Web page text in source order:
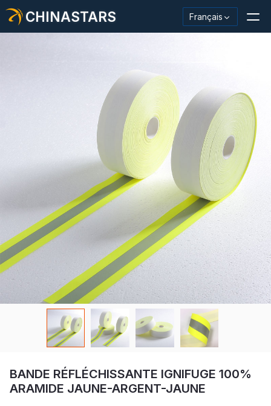
CHINASTARS Français
Matériau/ruban réfléchissant
Tissu réfléchissant de mode
Vêtements de sécurité
Matériau qui brille dans le noir.
Garniture de lavage industriel
À propos de CHINASTARS
Nouveau produit
Certificat
Catalogue
BANDE RÉFLÉCHISSANTE IGNIFUGE 100%
ARAMIDE JAUNE-ARGENT-JAUNE